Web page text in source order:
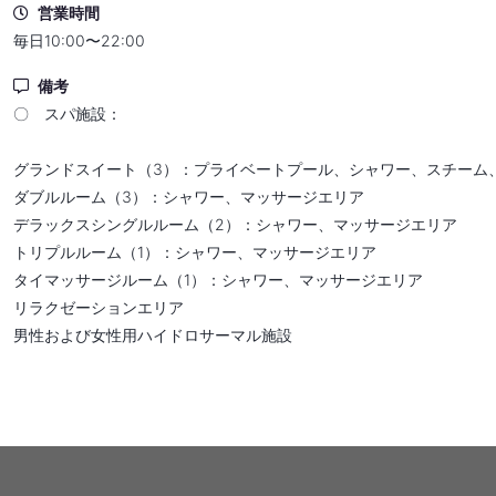
営業時間
毎日10:00〜22:00
備考
〇 スパ施設：
グランドスイート（3）：プライベートプール、シャワー、スチーム
ダブルルーム（3）：シャワー、マッサージエリア
デラックスシングルルーム（2）：シャワー、マッサージエリア
トリプルルーム（1）：シャワー、マッサージエリア
タイマッサージルーム（1）：シャワー、マッサージエリア
リラクゼーションエリア
男性および女性用ハイドロサーマル施設